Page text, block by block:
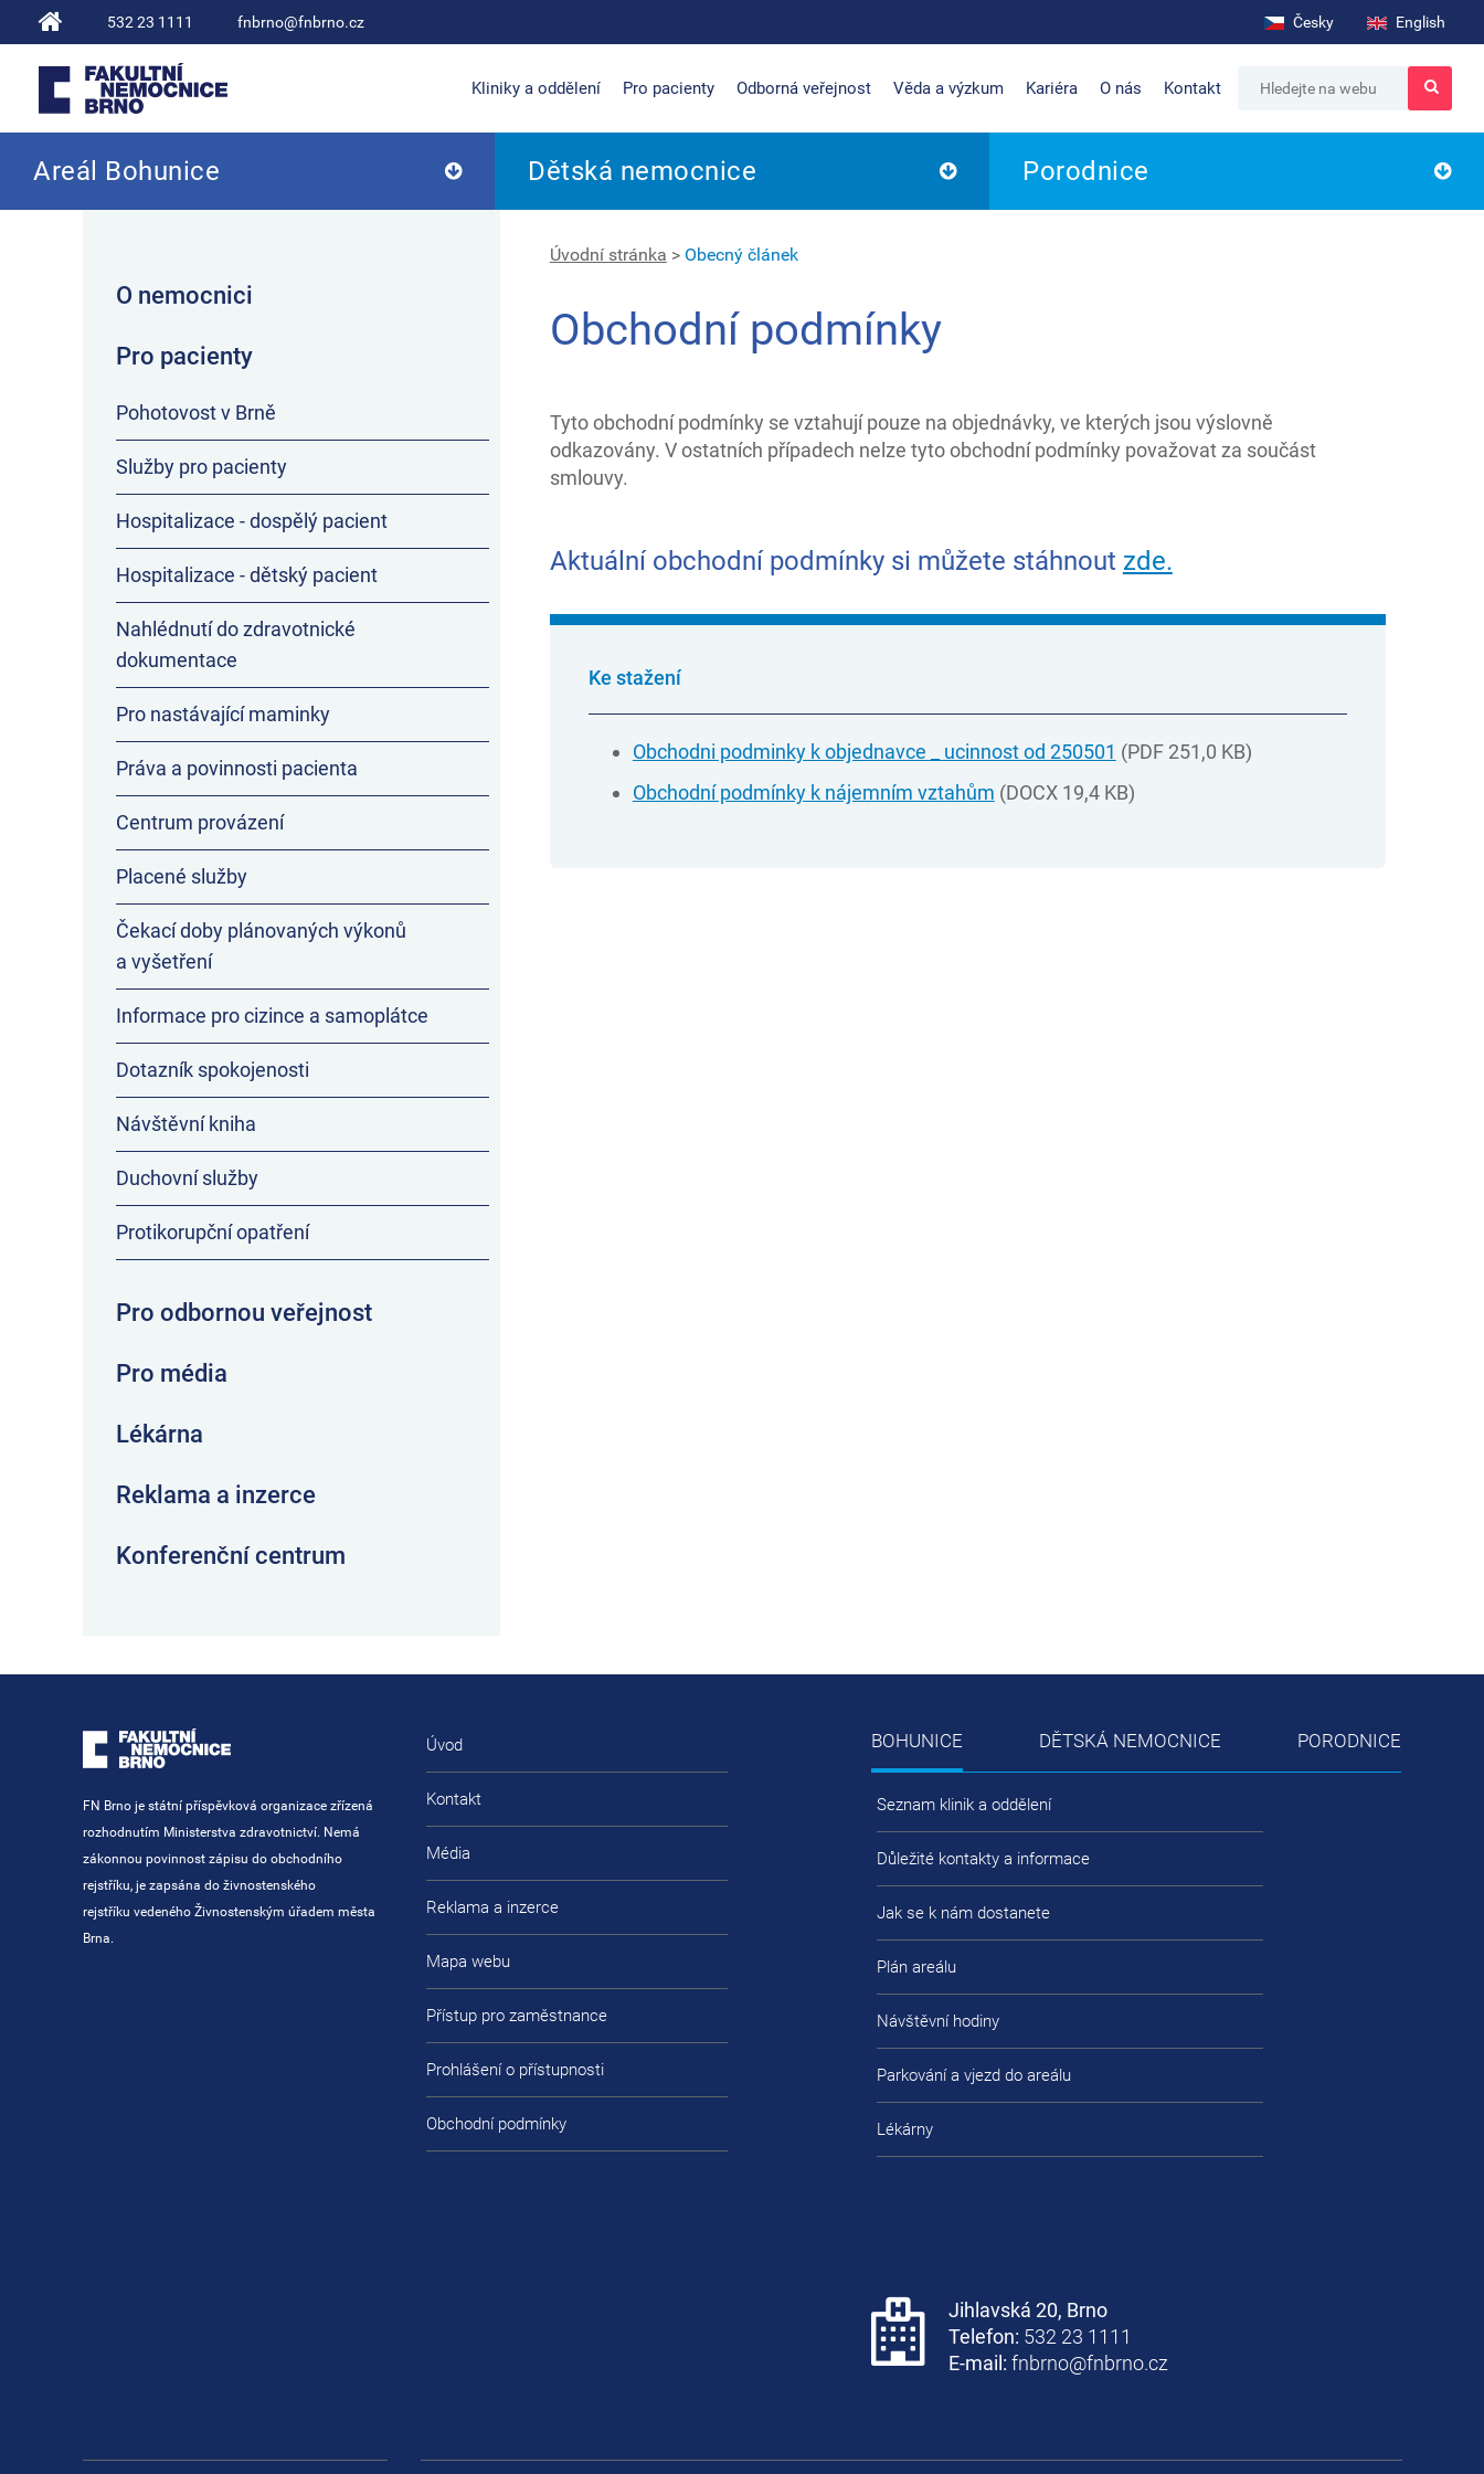
532 23 1111 fnbrno@fnbrno.cz Česky English
Fakultní nemocnice Brno
Kliniky a oddělení Pro pacienty Odborná veřejnost Věda a výzkum Kariéra O nás Kontakt
Areál Bohunice Dětská nemocnice Porodnice
Úvodní stránka > Obecný článek
Obchodní podmínky
Tyto obchodní podmínky se vztahují pouze na objednávky, ve kterých jsou výslovně
odkazovány. V ostatních případech nelze tyto obchodní podmínky považovat za součást
smlouvy.
Aktuální obchodní podmínky si můžete stáhnout zde.
Ke stažení
Obchodni podminky k objednavce _ ucinnost od 250501 (PDF 251,0 KB)
Obchodní podmínky k nájemním vztahům (DOCX 19,4 KB)
O nemocnici
Pro pacienty
Pohotovost v Brně
Služby pro pacienty
Hospitalizace - dospělý pacient
Hospitalizace - dětský pacient
Nahlédnutí do zdravotnické
dokumentace
Pro nastávající maminky
Práva a povinnosti pacienta
Centrum provázení
Placené služby
Čekací doby plánovaných výkonů
a vyšetření
Informace pro cizince a samoplátce
Dotazník spokojenosti
Návštěvní kniha
Duchovní služby
Protikorupční opatření
Pro odbornou veřejnost
Pro média
Lékárna
Reklama a inzerce
Konferenční centrum
FN Brno je státní příspěvková organizace zřízená
rozhodnutím Ministerstva zdravotnictví. Nemá
zákonnou povinnost zápisu do obchodního
rejstříku, je zapsána do živnostenského
rejstříku vedeného Živnostenským úřadem města
Brna.
Úvod
Kontakt
Média
Reklama a inzerce
Mapa webu
Přístup pro zaměstnance
Prohlášení o přístupnosti
Obchodní podmínky
BOHUNICE DĚTSKÁ NEMOCNICE PORODNICE
Seznam klinik a oddělení
Důležité kontakty a informace
Jak se k nám dostanete
Plán areálu
Návštěvní hodiny
Parkování a vjezd do areálu
Lékárny
Jihlavská 20, Brno
Telefon: 532 23 1111
E-mail:fnbrno@fnbrno.cz